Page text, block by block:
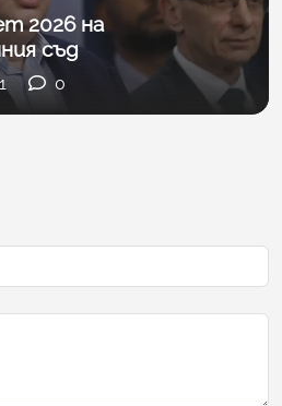
2026 на
съд
0